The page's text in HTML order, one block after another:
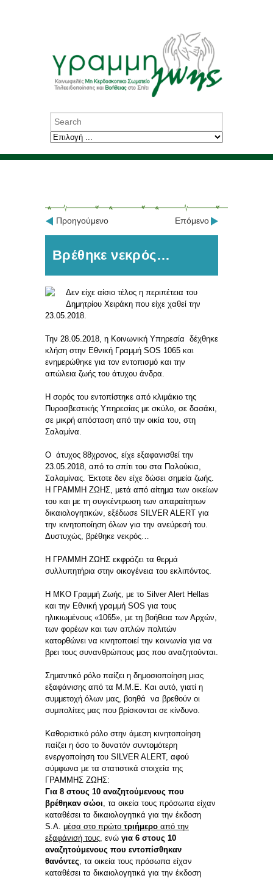
Προηγούμενο Επόμενο
Βρέθηκε νεκρός…
Δεν είχε αίσιο τέλος η περιπέτεια του
Δημητρίου Χειράκη που είχε χαθεί την
23.05.2018.
Την 28.05.2018, η Κοινωνική Υπηρεσία δέχθηκε
κλήση στην Εθνική Γραμμή SOS 1065 και
ενημερώθηκε για τον εντοπισμό και την
απώλεια ζωής του άτυχου άνδρα.
Η σορός του εντοπίστηκε από κλιμάκιο της
Πυροσβεστικής Υπηρεσίας με σκύλο, σε δασάκι,
σε μικρή απόσταση από την οικία του, στη
Σαλαμίνα.
Ο άτυχος 88χρονος, είχε εξαφανισθεί την
23.05.2018, από το σπίτι του στα Παλούκια,
Σαλαμίνας. Έκτοτε δεν είχε δώσει σημεία ζωής.
Η ΓΡΑΜΜΗ ΖΩΗΣ, μετά από αίτημα των οικείων
του και με τη συγκέντρωση των απαραίτητων
δικαιολογητικών, εξέδωσε SILVER ALERT για
την κινητοποίηση όλων για την ανεύρεσή του.
Δυστυχώς, βρέθηκε νεκρός…
Η ΓΡΑΜΜΗ ΖΩΗΣ εκφράζει τα θερμά
συλλυπητήρια στην οικογένεια του εκλιπόντος.
Η ΜΚΟ Γραμμή Ζωής, με το Silver Alert Hellas
και την Εθνική γραμμή SOS για τους
ηλικιωμένους «1065», με τη βοήθεια των Αρχών,
των φορέων και των απλών πολιτών
κατορθώνει να κινητοποιεί την κοινωνία για να
βρει τους συνανθρώπους μας που αναζητούνται.
Σημαντικό ρόλο παίζει η δημοσιοποίηση μιας
εξαφάνισης από τα Μ.Μ.Ε. Και αυτό, γιατί η
συμμετοχή όλων μας, βοηθά να βρεθούν οι
συμπολίτες μας που βρίσκονται σε κίνδυνο.
Καθοριστικό ρόλο στην άμεση κινητοποίηση
παίζει η όσο το δυνατόν συντομότερη
ενεργοποίηση του SILVER ALERT, αφού
σύμφωνα με τα στατιστικά στοιχεία της
ΓΡΑΜΜΗΣ ΖΩΗΣ:
Για 8 στους 10 αναζητούμενους που
βρέθηκαν σώοι , τα οικεία τους πρόσωπα είχαν
καταθέσει τα δικαιολογητικά για την έκδοση
S.A. μέσα στο πρώτο τριήμερο από την
εξαφάνισή τους , ενώ για 6 στους 10
αναζητούμενους που εντοπίσθηκαν
θανόντες , τα οικεία τους πρόσωπα είχαν
καταθέσει τα δικαιολογητικά για την έκδοση